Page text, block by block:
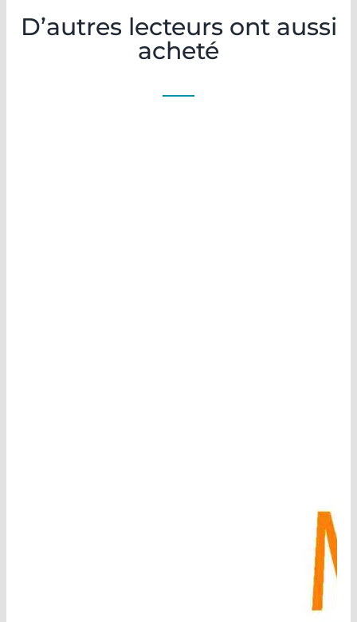
D’autres lecteurs ont aussi
acheté